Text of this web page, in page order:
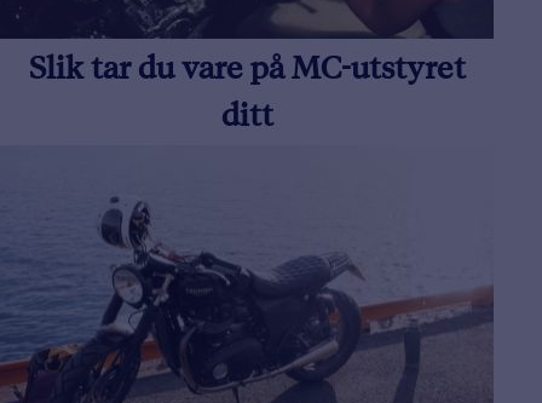
Slik tar du vare på MC-utstyret
ditt